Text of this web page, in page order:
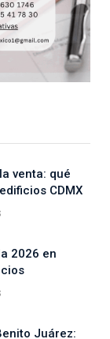
venta: qué
CDMX
2026 en
Juárez: